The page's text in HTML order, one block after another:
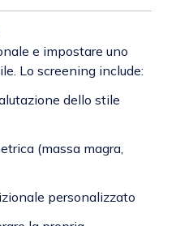
e impostare uno
Lo screening include:
dello stile
(massa magra,
personalizzato